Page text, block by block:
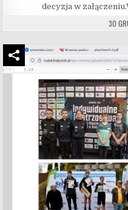
decyzja w
30